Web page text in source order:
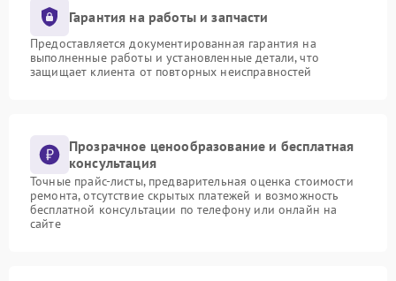
Гарантия на работы и запчасти
Предоставляется документированная гарантия на
выполненные работы и установленные детали, что
защищает клиента от повторных неисправностей
Прозрачное ценообразование и бесплатная
консультация
Точные прайс-листы, предварительная оценка стоимости
ремонта, отсутствие скрытых платежей и возможность
бесплатной консультации по телефону или онлайн на
сайте